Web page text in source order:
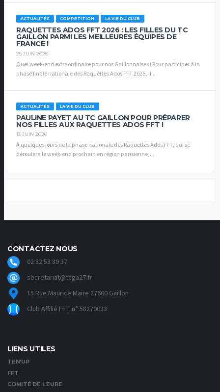
ACTUALITÉS COMPETITION LA VIE DU CLUB
RAQUETTES ADOS FFT 2026 : LES FILLES DU TC
GAILLON PARMI LES MEILLEURES ÉQUIPES DE
FRANCE !
25 JUIN 2026
Quel week-end extraordinaire pour nos Gaillonnaises ! Pour participer à la
phase finale nationale des Raquettes Ados FFT 2026, il...
ACTUALITÉS LA VIE DU CLUB
PAULINE PAYET AU TC GAILLON POUR PRÉPARER
NOS FILLES AUX RAQUETTES ADOS FFT !
13 JUIN 2026
À quelques jours de la phase nationale des Raquettes Ados FFT, qui se
déroulera le week-end prochain en région parisienne,...
CONTACTEZ NOUS
02 32 53 89 37
secretariat@tcga27.fr
15 Rue Maurice Maire 27600 Gaillon
Club Affilié FFT n° 58270033
LIENS UTILES
TEN’UP
FFT
COMITÉ DE L’EURE